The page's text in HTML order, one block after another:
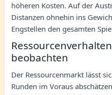
höheren Kosten. Auf der
Distanzen ohnehin ins
Engstellen den gesamten
beobachten
Der Ressourcenmarkt lässt
Runden im Voraus